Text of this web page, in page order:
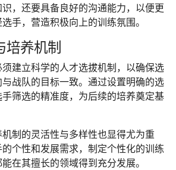
，还要具备良好的沟通能力，以便更
手，营造积极向上的训练氛围。
培养机制
建立科学的人才选拔机制，以确保选
战队的目标一致。通过设置明确的选
筛选的精准度，为后续的培养奠定基
制的灵活性与多样性也显得尤为重
个性和发展需求，制定个性化的训练
在其擅长的领域得到充分发展。